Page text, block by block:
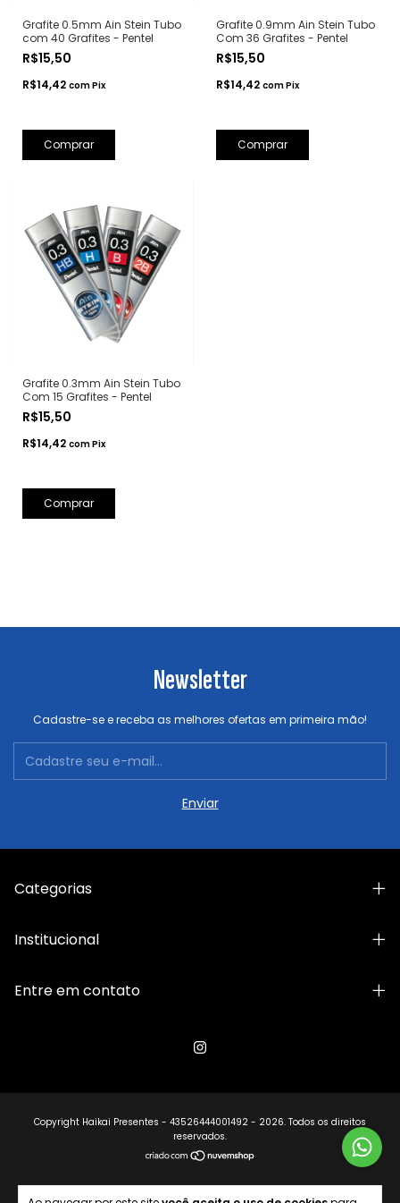
Grafite 0.5mm Ain Stein Tubo
com 40 Grafites - Pentel
R$15,50
R$14,42 comPix
Comprar
Grafite 0.9mm Ain Stein Tubo
Com 36 Grafites - Pentel
R$15,50
R$14,42 comPix
Comprar
Grafite 0.3mm Ain Stein Tubo
Com 15 Grafites - Pentel
R$15,50
R$14,42 comPix
Comprar
Newsletter
Cadastre-se e receba as melhores ofertas em primeira mão!
Categorias
Institucional
Entre em contato
Copyright Haikai Presentes - 43526444001492 - 2026. Todos os direitos
reservados.